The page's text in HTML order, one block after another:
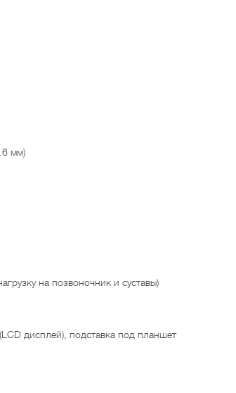
мм)
на позвоночник и суставы)
дисплей), подставка под планшет